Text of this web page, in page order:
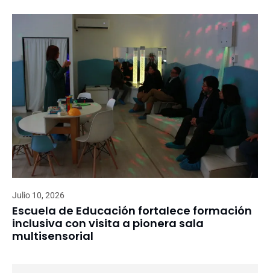
Julio 10, 2026
Escuela de Educación fortalece formación
inclusiva con visita a pionera sala
multisensorial